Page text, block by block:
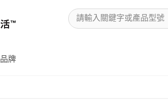
品牌